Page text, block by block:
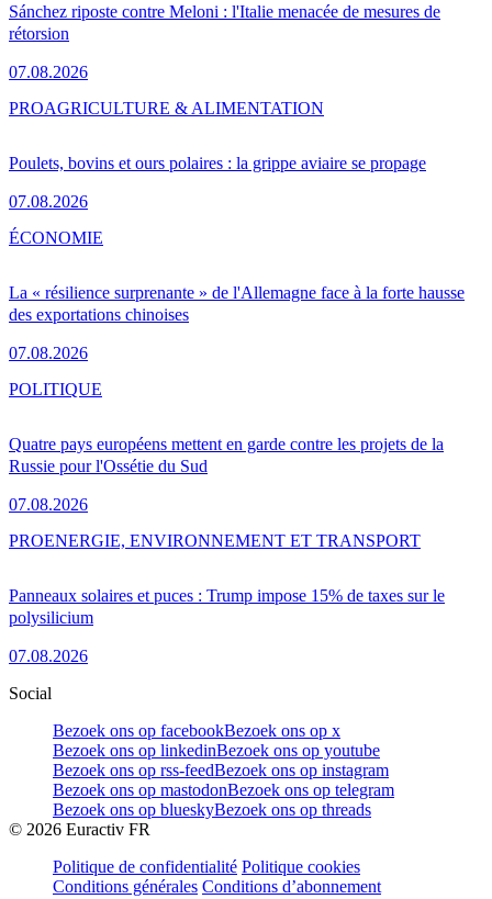
Sánchez riposte contre Meloni : l'Italie menacée de mesures de
rétorsion
07.08.2026
Poulets, bovins et ours polaires : la grippe aviaire se propage
07.08.2026
PROAGRICULTURE & ALIMENTATION
La « résilience surprenante » de l'Allemagne face à la forte hausse
des exportations chinoises
07.08.2026
ÉCONOMIE
Quatre pays européens mettent en garde contre les projets de la
Russie pour l'Ossétie du Sud
07.08.2026
POLITIQUE
Panneaux solaires et puces : Trump impose 15% de taxes sur le
polysilicium
07.08.2026
PROENERGIE, ENVIRONNEMENT ET TRANSPORT
Social
Bezoek ons op facebookBezoek ons op x
Bezoek ons op linkedinBezoek ons op youtube
Bezoek ons op rss-feedBezoek ons op instagram
Bezoek ons op mastodonBezoek ons op telegram
Bezoek ons op blueskyBezoek ons op threads
© 2026 Euractiv FR
Politique de confidentialité Politique cookies
Conditions générales Conditions d’abonnement